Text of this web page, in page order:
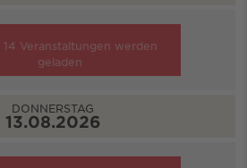
14 Veranstaltungen werden
geladen
DONNERSTAG
13.08.2026